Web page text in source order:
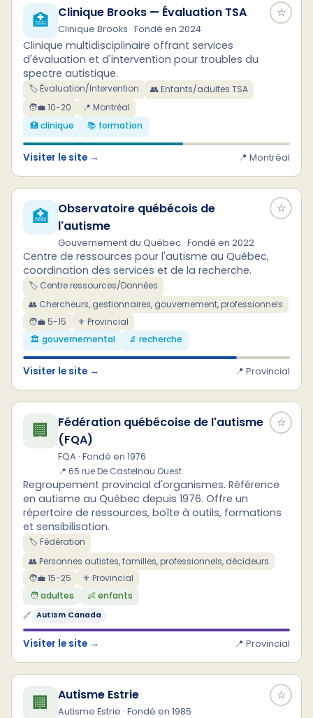
☆
🏥 Clinique Brooks — Évaluation TSA
Clinique Brooks · Fondé en 2024
Clinique multidisciplinaire offrant services
d'évaluation et d'intervention pour troubles du
spectre autistique.
🏷️ Évaluation/Intervention
👥 Enfants/adultes TSA
🧑‍💼 10-20
📍 Montréal
🏥 clinique
📚 formation
Visiter le site → 📍 Montréal
☆
🏥
Observatoire québécois de
l'autisme
Gouvernement du Québec · Fondé en 2022
Centre de ressources pour l'autisme au Québec,
coordination des services et de la recherche.
🏷️ Centre ressources/Données
👥 Chercheurs, gestionnaires, gouvernement, professionnels
🧑‍💼 5-15
⚜ Provincial
🏛️ gouvernemental
🔬 recherche
Visiter le site → 📍 Provincial
☆
🏢
Fédération québécoise de l'autisme
(FQA)
FQA · Fondé en 1976
📍 65 rue De Castelnau Ouest
Regroupement provincial d'organismes. Référence
en autisme au Québec depuis 1976. Offre un
répertoire de ressources, boîte à outils, formations
et sensibilisation.
🏷️ Fédération
👥 Personnes autistes, familles, professionnels, décideurs
🧑‍💼 15-25
⚜ Provincial
🧑 adultes
👶 enfants
🔗 Autism Canada
Visiter le site → 📍 Provincial
☆
🏢 Autisme Estrie
Autisme Estrie · Fondé en 1985